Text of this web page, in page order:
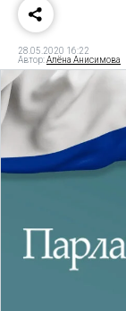
28.05.2020 16:22
Автор:Алёна Анисимова